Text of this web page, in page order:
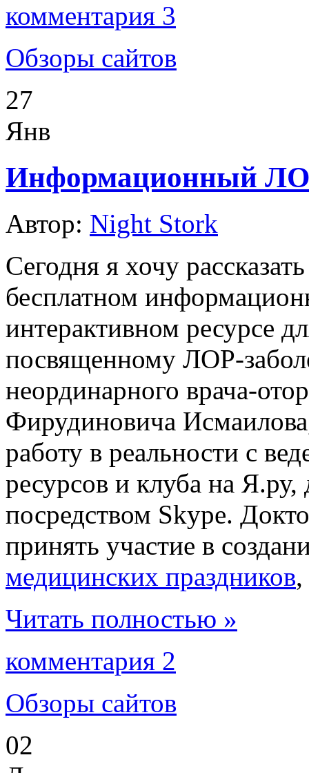
комментария 3
Обзоры сайтов
27
Янв
Информационный
Автор: Night Stork
Сегодня я хочу
бесплатном
интерактивном ресурсе
посвященному ЛОР-
неординарного врача-
Фирудиновича
работу в реальности с
ресурсов и клуба на Я.ру,
посредством Skype.
принять участие в
медицинских праздников
Читать полностью »
комментария 2
Обзоры сайтов
02